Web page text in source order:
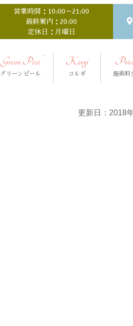
営業時間：10:00～21:00
最終案内：20:00
定休日：月曜日
Green Peel
グリーンピール
Korgi
コルギ 施術料
更新日：2018